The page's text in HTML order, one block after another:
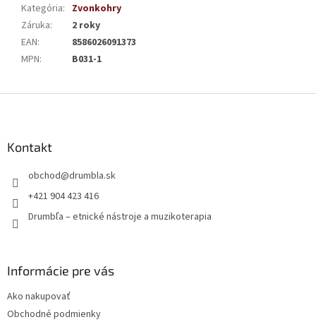
Kategória: Zvonkohry
Záruka:
2 roky
EAN:
8586026091373
MPN: B031-1
Kontakt
obchod@drumbla.sk
+421 904 423 416
Drumbľa – etnické nástroje a muzikoterapia
Informácie pre vás
Ako nakupovať
Obchodné podmienky